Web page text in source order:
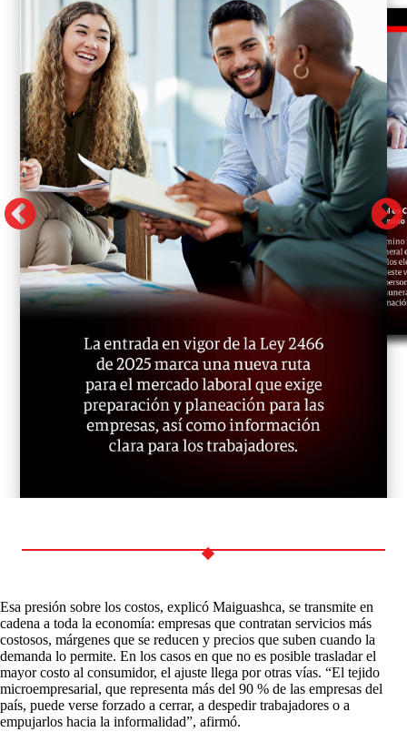
Esa presión sobre los costos, explicó Maiguashca, se transmite en
cadena a toda la economía: empresas que contratan servicios más
costosos, márgenes que se reducen y precios que suben cuando la
demanda lo permite. En los casos en que no es posible trasladar el
mayor costo al consumidor, el ajuste llega por otras vías. “El tejido
microempresarial, que representa más del 90 % de las empresas del
país, puede verse forzado a cerrar, a despedir trabajadores o a
empujarlos hacia la informalidad”, afirmó.